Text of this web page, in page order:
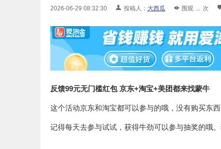
2026-06-29 08:32:30 投稿人： 大西瓜 围观 ... 次
反馈99元无门槛红包 京东+淘宝+美团都来找蒙牛
这个活动京东和淘宝都可以参与的哦，没有购买东
记得每天去参与试试，获得牛劲可以参与抽奖的哦